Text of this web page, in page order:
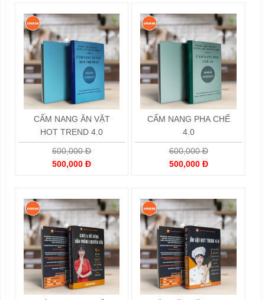
CẨM NANG ĂN VẶT
HOT TREND 4.0
600,000 Đ
500,000 Đ
CẨM NANG PHA CHẾ
4.0
600,000 Đ
500,000 Đ